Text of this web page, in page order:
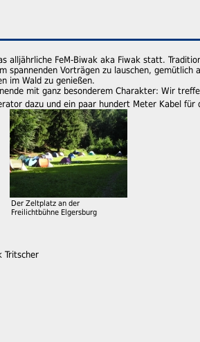
alljährliche FeM-Biwak aka Fiwak statt.
spannenden Vorträgen zu lauschen, gemütlich
im Wald zu genießen.
mit ganz besonderem Charakter: Wir
dazu und ein paar hundert Meter Kabel für
Der Zeltplatz an der
Freilichtbühne Elgersburg
Tritscher